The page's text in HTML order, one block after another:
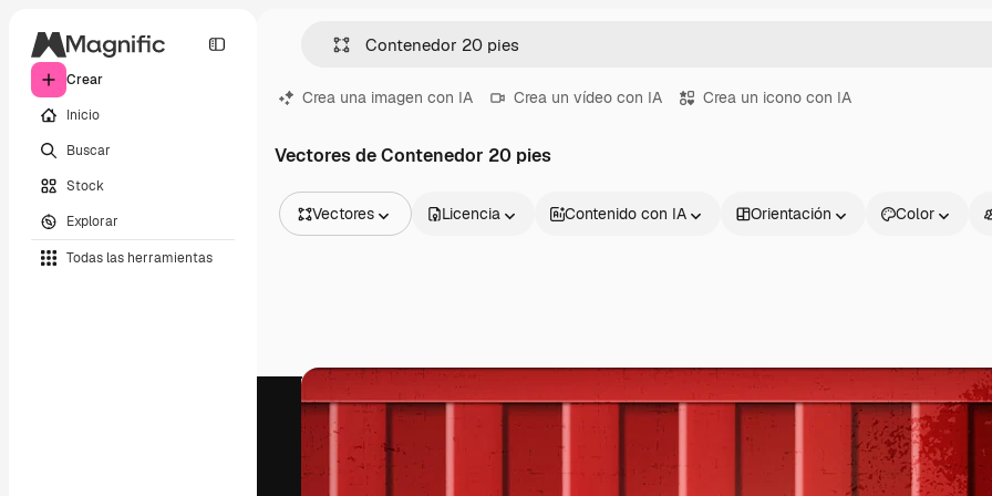
Crear
Inicio
Buscar
Stock
Explorar
Todas las herramientas
Crea una imagen con IA Crea un vídeo con IA Crea un icono con IA
Vectores de Contenedor 20 pies
Vectores
Vídeos
Clips de vídeo
Motion graphics
Plantillas de vídeos
Iconos
Modelos 3D
Licencia Contenido con IA Orientación Color
Información útil